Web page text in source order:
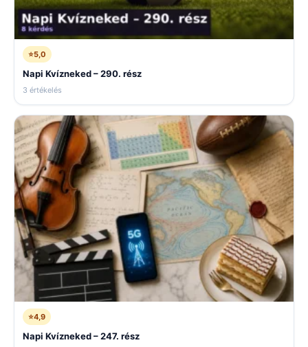
⭐5,0
Napi Kvízneked – 290. rész
3 értékelés
⭐4,9
Napi Kvízneked – 247. rész